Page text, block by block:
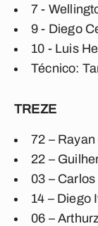
7 -
9 - Diego
10 - Luis
Técnico:
TREZE
72 –
22 –
03 –
14 – Diego
06 –